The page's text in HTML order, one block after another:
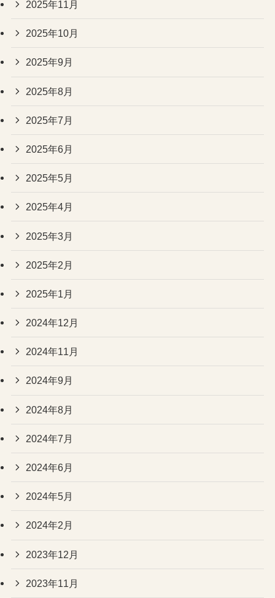
2025年11月
2025年10月
2025年9月
2025年8月
2025年7月
2025年6月
2025年5月
2025年4月
2025年3月
2025年2月
2025年1月
2024年12月
2024年11月
2024年9月
2024年8月
2024年7月
2024年6月
2024年5月
2024年2月
2023年12月
2023年11月